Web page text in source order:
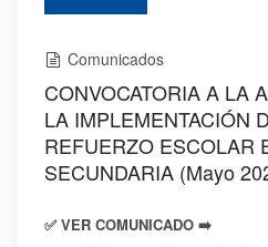
Comunicados
CONVOCATORIA A LA
LA IMPLEMENTACIÓN
REFUERZO ESCOLAR
SECUNDARIA (Mayo
✅️ VER COMUNICADO ➡️